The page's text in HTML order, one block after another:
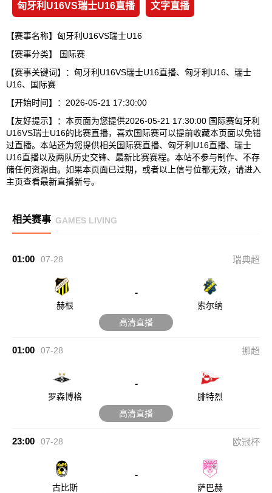
匈牙利U16VS瑞士U16直播 文字直播
【赛事名称】匈牙利U16VS瑞士U16
【赛事分类】
国际赛
【赛事关键词】：匈牙利U16VS瑞士U16直播、匈牙利U16、瑞士
U16、国际赛
【开始时间】：2026-05-21 17:30:00
【友好提示】：本页面为您提供2026-05-21 17:30:00 国际赛匈牙利
U16VS瑞士U16的比赛直播，喜欢国际赛可以提前收藏本页面以免错
过直播。本站还为您提供相关国际赛直播、匈牙利U16直播、瑞士
U16直播以及两队历史交锋、最新比赛赛程。本站不参与制作、不存
储任何资源由。如果本页面已过期，或者以上信号位都无效，请进入
主页查看最新直播新号。
相关赛事 GAMES LIVING
01:00 07-28 瑞典超
赫根
-
索尔纳
高清直播
01:00 07-28 挪超
罗森博格
-
腓特烈
高清直播
23:00 07-28 欧冠杯
古比斯
-
萨巴赫